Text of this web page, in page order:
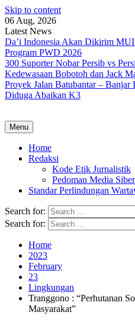
Skip to content
06 Aug, 2026
Latest News
Da’i Indonesia Akan Dikirim
Program PWD 2026
300 Suporter Nobar Persib vs
Kedewasaan Bobotoh dan Jack
Proyek Jalan Batubantar –
Diduga Abaikan K3
Menu
Home
Redaksi
Kode Etik Jurnalistik
Pedoman Media Siber
Standar Perlindungan
Search for:
Search for:
Home
2023
February
23
Lingkungan
Tranggono : “Perhutanan
Masyarakat”